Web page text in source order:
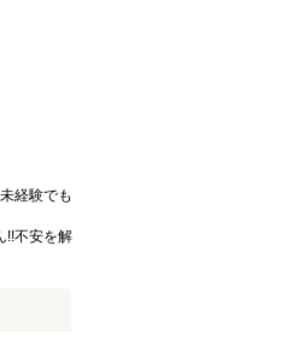
経験でも
!!不安を解